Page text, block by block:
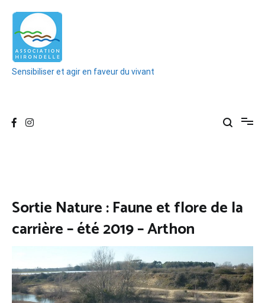
contenu
Sensibiliser et agir en faveur du vivant
Sortie Nature : Faune et flore de la
carrière – été 2019 – Arthon